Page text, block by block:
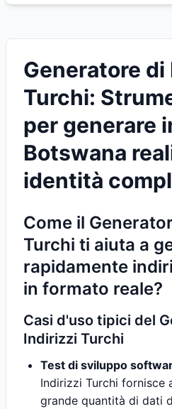
Generatore
Turchi:
per generare
Botswana
identità
Come il
Turchi ti aiuta a
rapidamente
in formato reale?
Casi d'uso tipici del
Indirizzi Turchi
Test di sviluppo
Indirizzi Turchi fornisce
grande quantità di dati